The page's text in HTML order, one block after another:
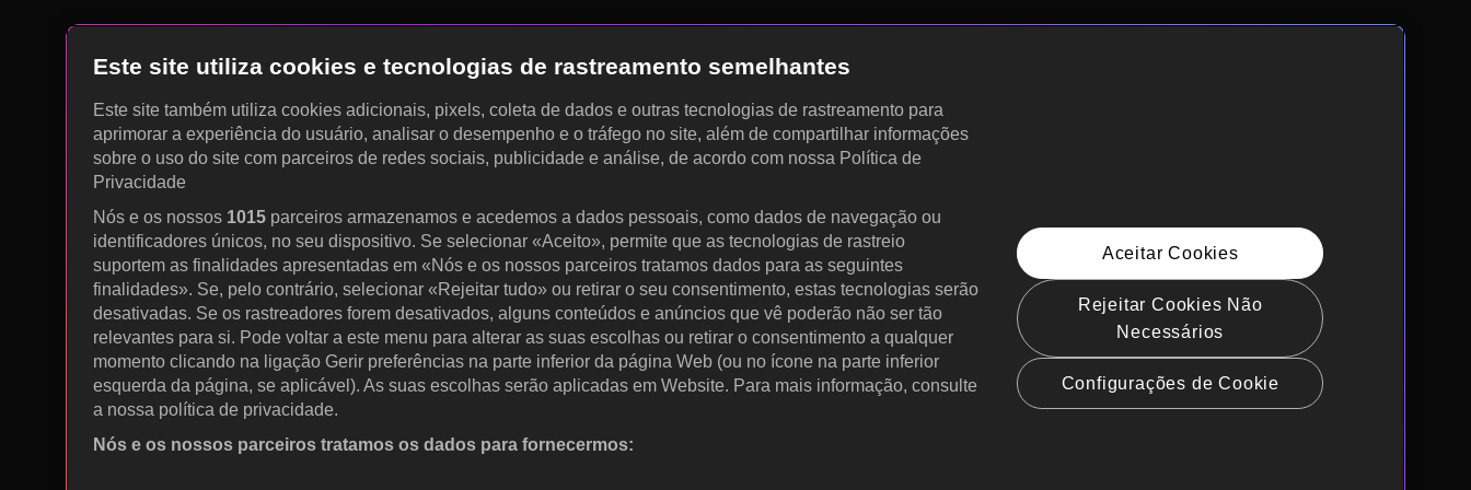
Este site utiliza cookies e tecnologias de rastreamento semelhantes
Este site também utiliza cookies adicionais, pixels, coleta de dados e outras tecnologias de rastreamento para
aprimorar a experiência do usuário, analisar o desempenho e o tráfego no site, além de compartilhar informações
sobre o uso do site com parceiros de redes sociais, publicidade e análise, de acordo com nossa Política de
Privacidade
Nós e os nossos 1015 parceiros armazenamos e acedemos a dados pessoais, como dados de navegação ou
identificadores únicos, no seu dispositivo. Se selecionar «Aceito», permite que as tecnologias de rastreio
suportem as finalidades apresentadas em «Nós e os nossos parceiros tratamos dados para as seguintes
finalidades». Se, pelo contrário, selecionar «Rejeitar tudo» ou retirar o seu consentimento, estas tecnologias serão
desativadas. Se os rastreadores forem desativados, alguns conteúdos e anúncios que vê poderão não ser tão
relevantes para si. Pode voltar a este menu para alterar as suas escolhas ou retirar o consentimento a qualquer
momento clicando na ligação Gerir preferências na parte inferior da página Web (ou no ícone na parte inferior
esquerda da página, se aplicável). As suas escolhas serão aplicadas em Website. Para mais informação, consulte
a nossa política de privacidade.
Nós e os nossos parceiros tratamos os dados para fornecermos:
Aceitar Cookies
Rejeitar Cookies Não
Necessários
Configurações de Cookie